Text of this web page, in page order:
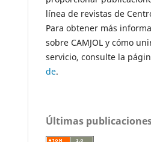
línea de revistas de
Para obtener más
sobre CAMJOL y cómo
servicio, consulte la
de.
Últimas